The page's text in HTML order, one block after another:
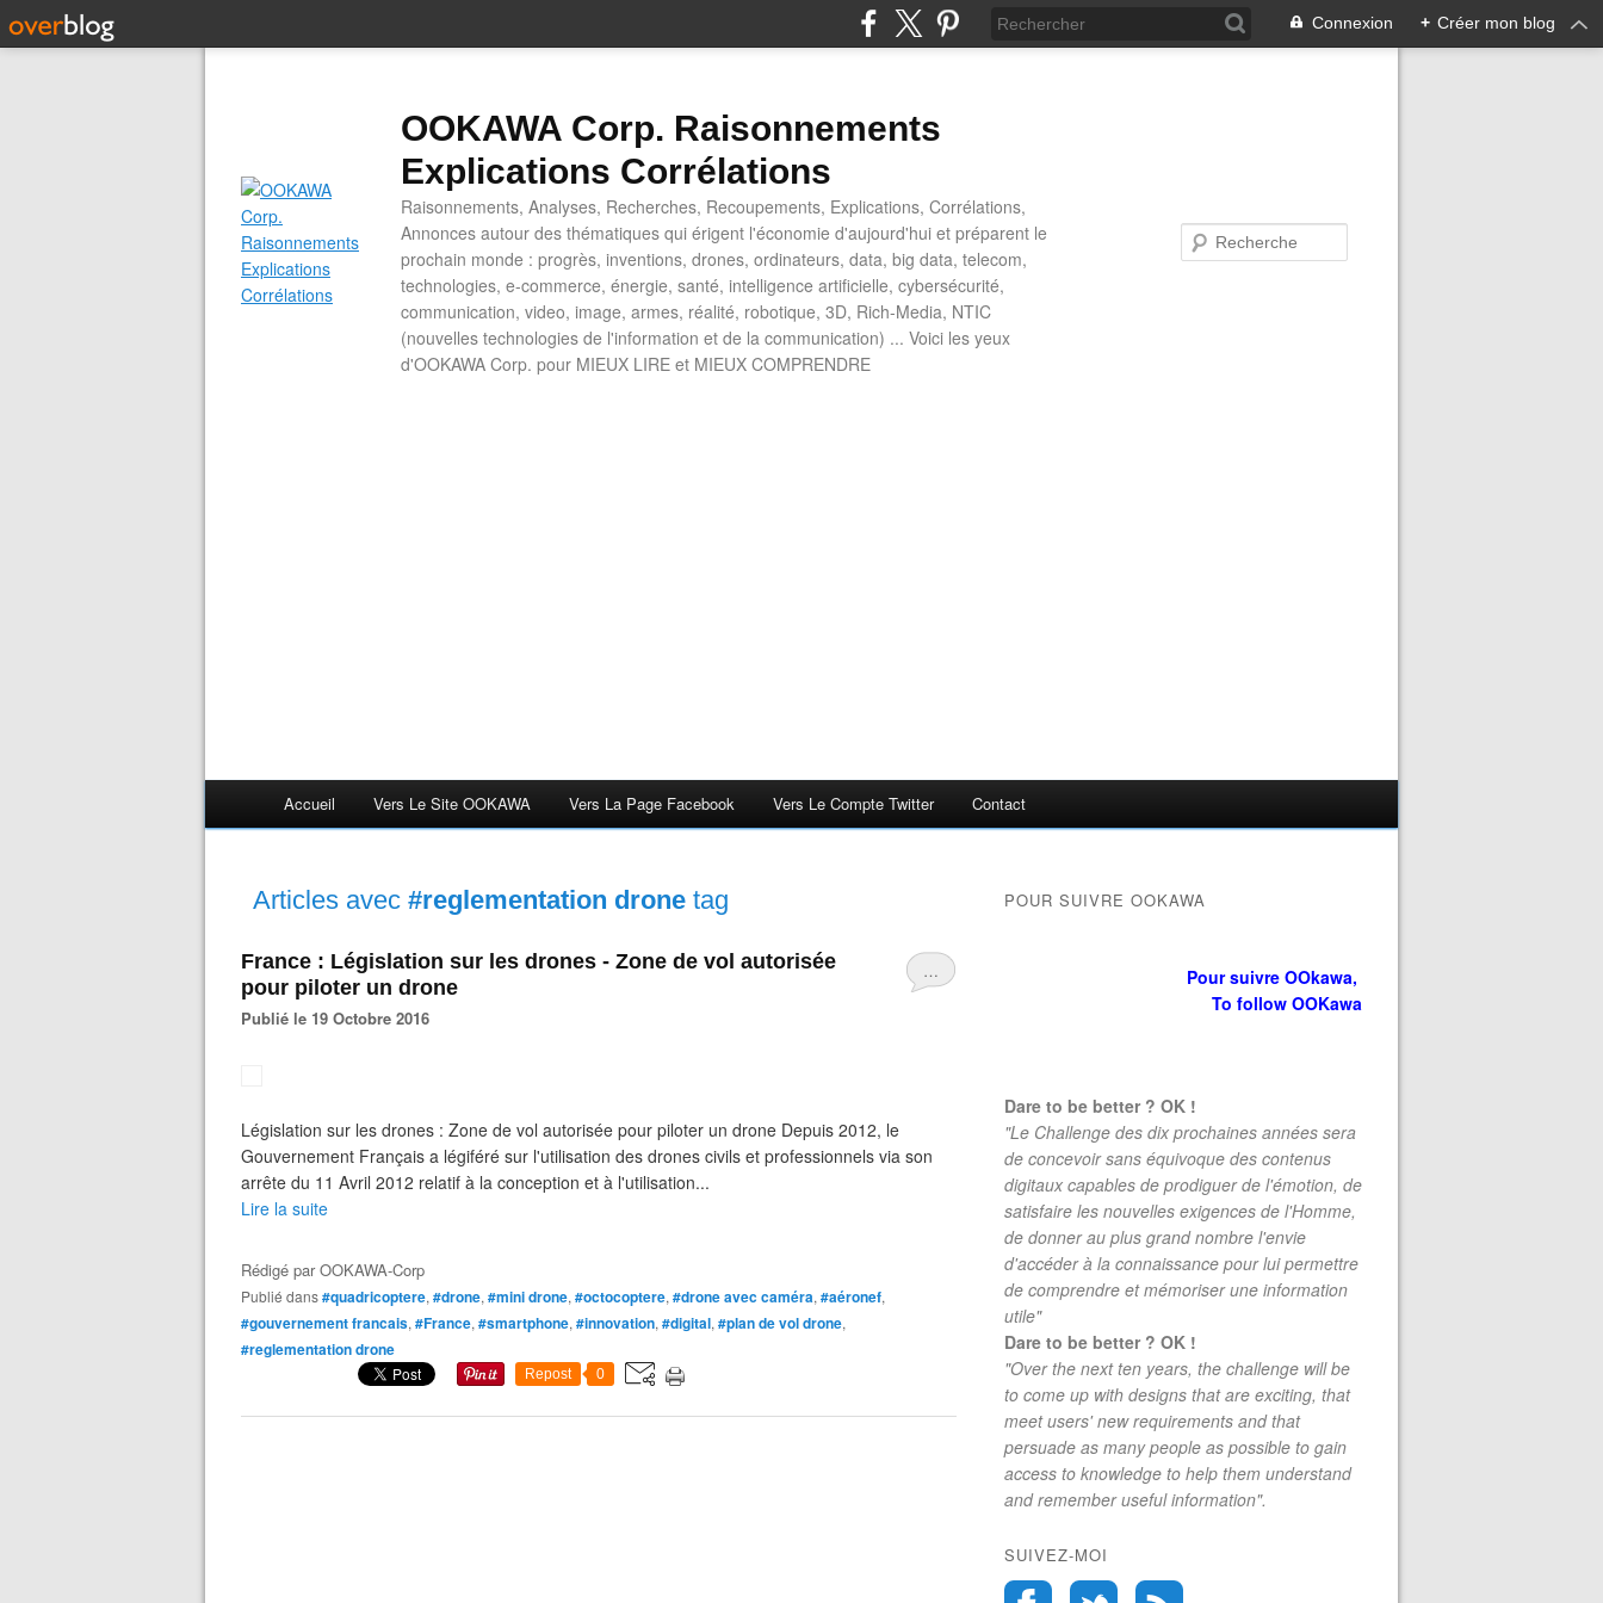
Connexion + Créer mon blog
OOKAWA Corp. Raisonnements
Explications Corrélations
Raisonnements, Analyses, Recherches, Recoupements, Explications, Corrélations,
Annonces autour des thématiques qui érigent l'économie d'aujourd'hui et préparent le
prochain monde : progrès, inventions, drones, ordinateurs, data, big data, telecom,
technologies, e-commerce, énergie, santé, intelligence artificielle, cybersécurité,
communication, video, image, armes, réalité, robotique, 3D, Rich-Media, NTIC
(nouvelles technologies de l'information et de la communication) ... Voici les yeux
d'OOKAWA Corp. pour MIEUX LIRE et MIEUX COMPRENDRE
Accueil Vers Le Site OOKAWA Vers La Page Facebook Vers Le Compte Twitter Contact
Articles avec #reglementation drone tag
…
France : Législation sur les drones - Zone de vol autorisée
pour piloter un drone
Publié le 19 Octobre 2016
Législation sur les drones : Zone de vol autorisée pour piloter un drone Depuis 2012, le
Gouvernement Français a légiféré sur l'utilisation des drones civils et professionnels via son
arrête du 11 Avril 2012 relatif à la conception et à l'utilisation...
Lire la suite
Rédigé parOOKAWA-Corp
Publié dans#quadricoptere, #drone, #mini drone, #octocoptere, #drone avec caméra, #aéronef,
#gouvernement francais, #France, #smartphone, #innovation, #digital, #plan de vol drone,
#reglementation drone
Repost 0
POUR SUIVRE OOKAWA
Pour suivre OOkawa,
To follow OOKawa
Dare to be better ? OK !
"Le Challenge des dix prochaines années sera
de concevoir sans équivoque des contenus
digitaux capables de prodiguer de l'émotion, de
satisfaire les nouvelles exigences de l'Homme,
de donner au plus grand nombre l'envie
d'accéder à la connaissance pour lui permettre
de comprendre et mémoriser une information
utile"
Dare to be better ? OK !
"Over the next ten years, the challenge will be
to come up with designs that are exciting, that
meet users' new requirements and that
persuade as many people as possible to gain
access to knowledge to help them understand
and remember useful information".
SUIVEZ-MOI